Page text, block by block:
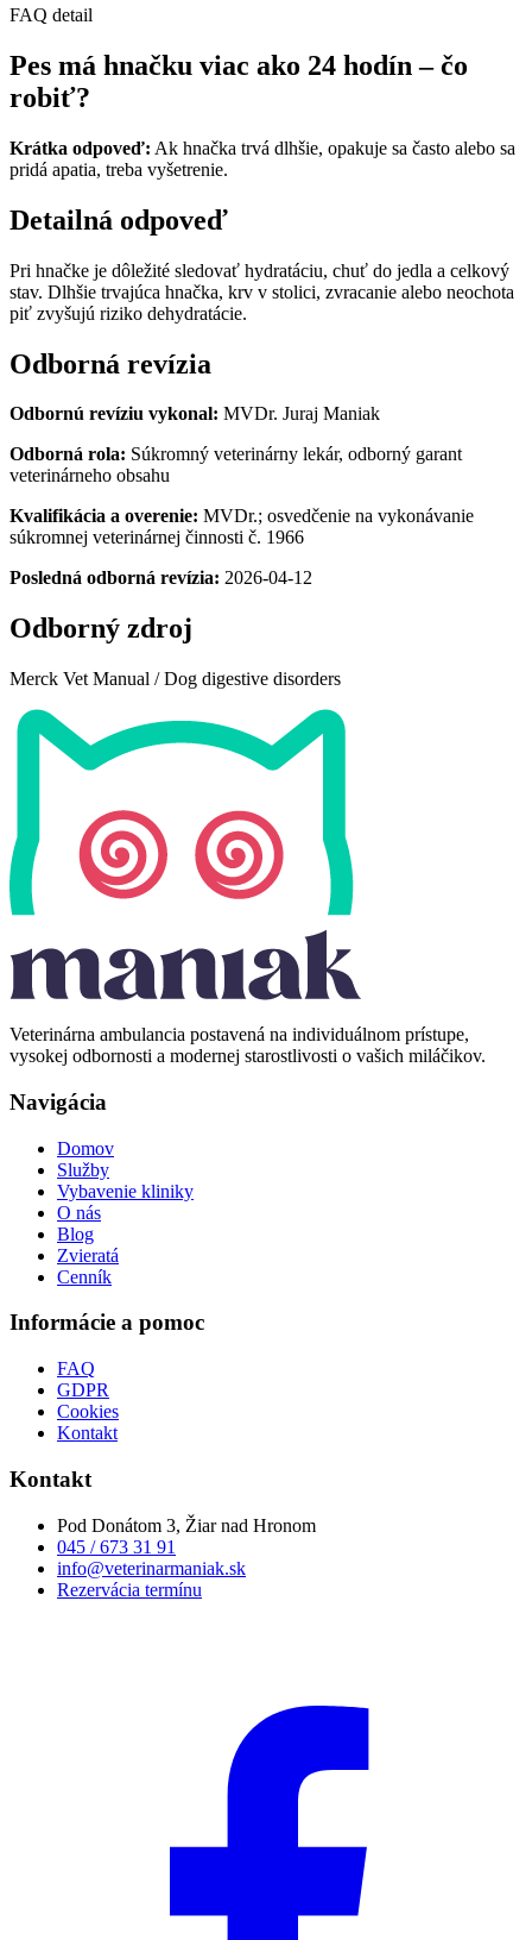
FAQ detail
Pes má hnačku viac ako 24 hodín – čo
robiť?
Krátka odpoveď: Ak hnačka trvá dlhšie, opakuje sa často alebo sa
pridá apatia, treba vyšetrenie.
Detailná odpoveď
Pri hnačke je dôležité sledovať hydratáciu, chuť do jedla a celkový
stav. Dlhšie trvajúca hnačka, krv v stolici, zvracanie alebo neochota
piť zvyšujú riziko dehydratácie.
Odborná revízia
Odbornú revíziu vykonal: MVDr. Juraj Maniak
Odborná rola: Súkromný veterinárny lekár, odborný garant
veterinárneho obsahu
Kvalifikácia a overenie: MVDr.; osvedčenie na vykonávanie
súkromnej veterinárnej činnosti č. 1966
Posledná odborná revízia: 2026-04-12
Odborný zdroj
Merck Vet Manual / Dog digestive disordersMerck
Manual
Veterinárna ambulancia postavená na individuálnom prístupe,
vysokej odbornosti a modernej starostlivosti o vašich miláčikov.
Navigácia
Domov
Služby
Vybavenie kliniky
O nás
Blog
Zvieratá
Cenník
Informácie a pomoc
FAQ
GDPR
Cookies
Kontakt
Kontakt
Pod Donátom 3, Žiar nad Hronom
045 / 673 31 91
info@veterinarmaniak.sk
Rezervácia termínu